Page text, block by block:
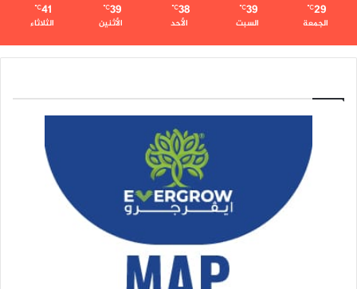
29
℃
الجمعة
39
℃
السبت
38
℃
الأحد
39
℃
الأثنين
41
℃
الثلاثاء